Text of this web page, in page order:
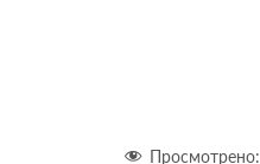
Просмотрено: